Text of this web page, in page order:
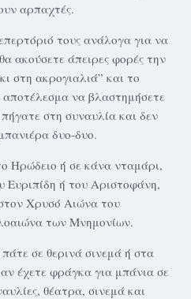
αρπαχτές.
τους ανάλογα για να
ακούσετε άπειρες φορές την
στη ακρογιαλιά” και το
να βλαστημήσετε
στη συναυλία και δεν
δυο-δυο.
Ηρώδειο ή σε κάνα νταμάρι,
Ευριπίδη ή του Αριστοφάνη,
Χρυσό Αιώνα του
των Μνημονίων.
σε θερινά σινεμά ή στα
έχετε φράγκα για μπάνια σε
θέατρα, σινεμά και